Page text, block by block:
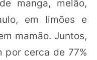
manga, melão,
em limões e
mamão. Juntos,
por cerca de 77%